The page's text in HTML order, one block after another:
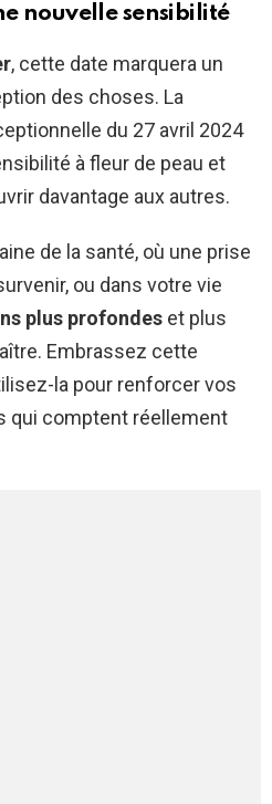
nouvelle sensibilité
, cette date marquera un
des choses. La
du 27 avril 2024
à fleur de peau et
davantage aux autres.
de la santé, où une prise
ou dans votre vie
plus profondes et plus
Embrassez cette
la pour renforcer vos
qui comptent réellement